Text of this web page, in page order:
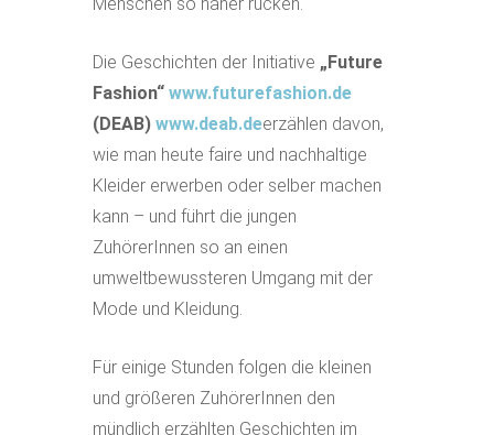
Die Geschichten der Initiative „Future
Fashion“ www.futurefashion.de
(DEAB) www.deab.deerzählen davon,
wie man heute faire und nachhaltige
Kleider erwerben oder selber machen
kann – und führt die jungen
ZuhörerInnen so an einen
umweltbewussteren Umgang mit der
Mode und Kleidung.
Für einige Stunden folgen die kleinen
und größeren ZuhörerInnen den
mündlich erzählten Geschichten im